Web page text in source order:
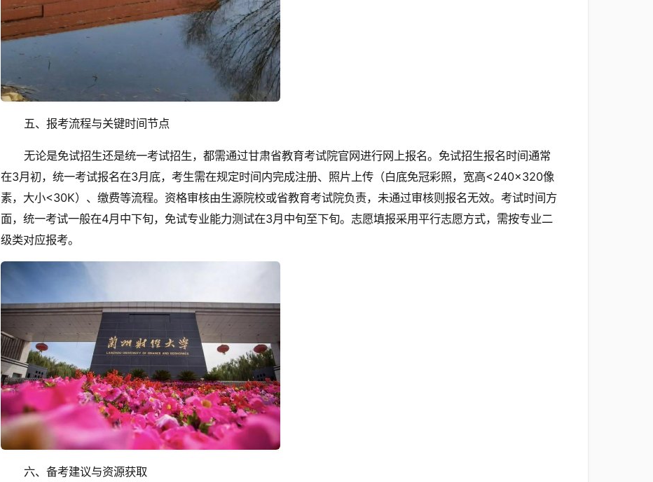
五、报考流程与关键时间节点
无论是免试招生还是统一考试招生，都需通过甘肃省教育考试院官网进行网上报名。免试招生报名时间通常
在3月初，统一考试报名在3月底，考生需在规定时间内完成注册、照片上传（白底免冠彩照，宽高<240×320像
素，大小<30K）、缴费等流程。资格审核由生源院校或省教育考试院负责，未通过审核则报名无效。考试时间方
面，统一考试一般在4月中下旬，免试专业能力测试在3月中旬至下旬。志愿填报采用平行志愿方式，需按专业二
级类对应报考。
六、备考建议与资源获取